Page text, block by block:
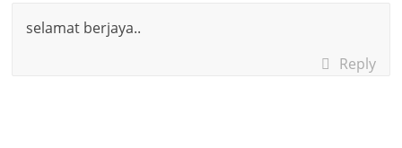
selamat berjaya..
Reply